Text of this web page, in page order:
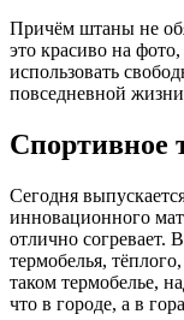
Причём штаны не
это красиво на
использовать
повседневной
Спортивное
Сегодня
инновационного
отлично согревает.
термобелья,
таком термобелье,
что в городе, а в